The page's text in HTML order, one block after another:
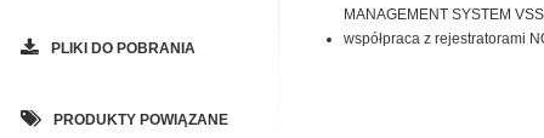
PLIKI DO POBRANIA
PRODUKTY POWIĄZANE
MANAGEMENT SYSTEM VSS
współpraca z rejestratorami